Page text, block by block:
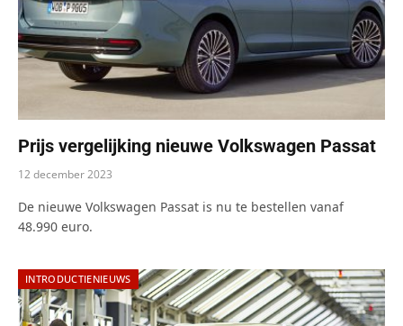
Prijs vergelijking nieuwe Volkswagen Passat
12 december 2023
De nieuwe Volkswagen Passat is nu te bestellen vanaf
48.990 euro.
INTRODUCTIENIEUWS